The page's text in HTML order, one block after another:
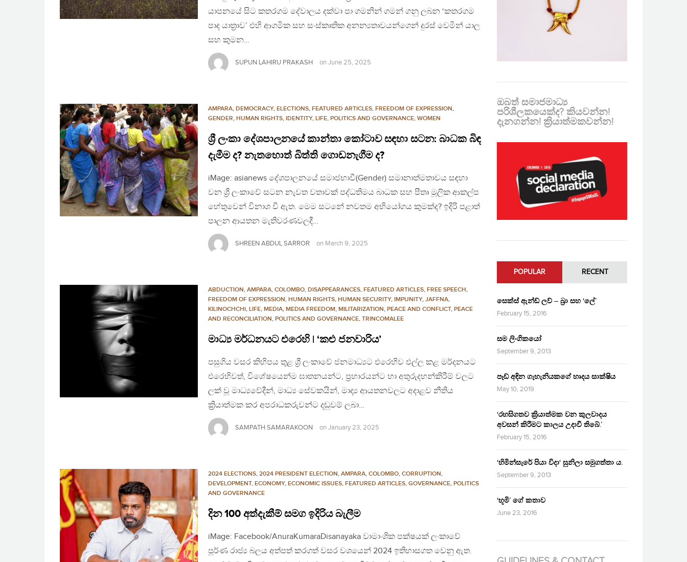
යාපනයේ සිට කතරගම දේවාලය දක්වා පා ගමනින් ගමන් ගනු ලබන ‘කතරගම
පාද යාත්‍රාව’ එහි ආගමික සහ සංස්කෘතික අනන්‍යතාවයන්ගෙන් දුරස් වෙමින් යාල
සහ කුමන…
SUPUN LAHIRU PRAKASH on June 25, 2025
AMPARA, DEMOCRACY, ELECTIONS, FEATURED ARTICLES, FREEDOM OF EXPRESSION,
GENDER, HUMAN RIGHTS, IDENTITY, LIFE, POLITICS AND GOVERNANCE, WOMEN
ශ්‍රී ලංකා දේශපාලනයේ කාන්තා කෝටාව සඳහා සටන: බාධක බිඳ
දැමීම ද? නැතහොත් බිත්ති ගොඩනැගීම ද?
iMage: asianews දේශපාලනයේ සමාජභාවී(Gender) සමානාත්මතාවය සඳහා
වන ශ්‍රී ලංකාවේ සටන නැවත වතාවක් පද්ධතිමය බාධක සහ පීතෘ මූලික ආකල්ප
හේතුවෙන් විනාශ වී ඇත. මෙම සටනේ නවතම අභියෝගය කුමක්ද? ඉදිරි පළාත්
පාලන ආයතන මැතිවරණවලදී…
SHREEN ABDUL SARROR on March 9, 2025
ABDUCTION, AMPARA, COLOMBO, DISAPPEARANCES, FEATURED ARTICLES, FREE SPEECH,
FREEDOM OF EXPRESSION, HUMAN RIGHTS, HUMAN SECURITY, IMPUNITY, JAFFNA,
KILINOCHCHI, LIFE, MEDIA, MEDIA FREEDOM, MILITARIZATION, PEACE AND CONFLICT, PEACE
AND RECONCILIATION, POLITICS AND GOVERNANCE, TRINCOMALEE
මාධ්‍ය මර්ධනයට එරෙහි | ‘කළු ජනවාරිය’
පසුගිය වසර කිහිපය තුළ ශ්‍රී ලංකාවේ ජනමාධ්‍යට එරෙහිව එල්ල කළ මර්දනයට
එරෙහිවත්, විශේෂයෙන්ම ඝාතනයන්ට, ප්‍රහාරයන්ට හා අතුරුදහන්කිරීම් වලට
ලක් වූ මාධ්‍යවේදීන්, මාධ්‍ය සේවකයින්, මාද්‍ය ආයතනවලට අදාළව නීතිය
ක්‍රියාත්මක කර අපරාධකරුවන්ට දඬුවම් ලබා…
SAMPATH SAMARAKOON on January 23, 2025
2024 ELECTIONS, 2024 PRESIDENT ELECTION, AMPARA, COLOMBO, CORRUPTION,
DEVELOPMENT, ECONOMY, ECONOMIC ISSUES, FEATURED ARTICLES, GOVERNANCE, POLITICS
AND GOVERNANCE
දින 100 අත්දැකීම් සමග ඉදිරිය බැලීම
iMage: Facebook/AnuraKumaraDisanayaka වාමාංශික පක්ෂයක් ලංකාවේ
පූර්ණ රාජ්‍ය බලය අත්පත් කරගත් වසර වශයෙන් 2024 ඉතිහාසගත වෙනු ඇත.
ඔබත් සමාජමාධ්‍ය
පරිශීලකයෙක්ද? කියවන්න!
දැනගන්න! ක්‍රියාත්මකවන්න!
POPULAR RECENT
සෙක්ස් ඇන්ඩ් ලව් – බ්‍රා සහ ‘ලේ’
February 15, 2016
සම ලිංගිකයෝ
September 9, 2013
පෑඩ් අඳින ගැහැනියකගේ හෘදය සාක්ෂිය
May 10, 2019
‘රහසිගතව ක්‍රියාත්මක වන කුලවාදය
අවසන් කිරීමට කාලය උදාවී තිබේ.’
February 15, 2016
‘හිමින්සැරේ පියා විදා‘ සුනිලා සමුගත්තා ය.
September 9, 2013
‘භූමි’ ගේ කතාව
June 23, 2016